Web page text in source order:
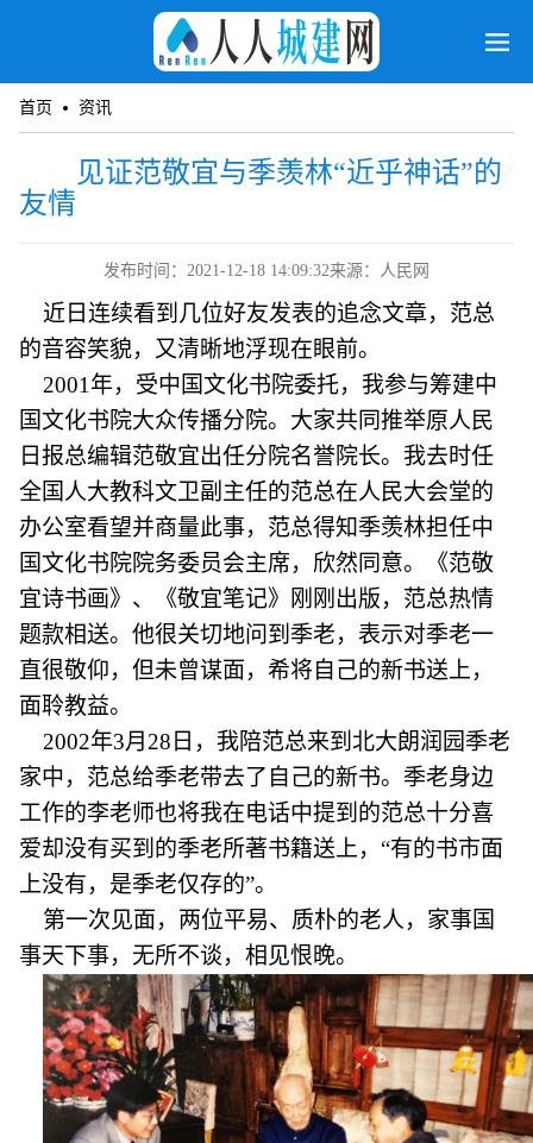
首页 资讯
见证范敬宜与季羡林“近乎神话”的
友情
发布时间：2021-12-18 14:09:32来源：人民网
近日连续看到几位好友发表的追念文章，范总
的音容笑貌，又清晰地浮现在眼前。
2001年，受中国文化书院委托，我参与筹建中
国文化书院大众传播分院。大家共同推举原人民
日报总编辑范敬宜出任分院名誉院长。我去时任
全国人大教科文卫副主任的范总在人民大会堂的
办公室看望并商量此事，范总得知季羡林担任中
国文化书院院务委员会主席，欣然同意。《范敬
宜诗书画》、《敬宜笔记》刚刚出版，范总热情
题款相送。他很关切地问到季老，表示对季老一
直很敬仰，但未曾谋面，希将自己的新书送上，
面聆教益。
2002年3月28日，我陪范总来到北大朗润园季老
家中，范总给季老带去了自己的新书。季老身边
工作的李老师也将我在电话中提到的范总十分喜
爱却没有买到的季老所著书籍送上，“有的书市面
上没有，是季老仅存的”。
第一次见面，两位平易、质朴的老人，家事国
事天下事，无所不谈，相见恨晚。